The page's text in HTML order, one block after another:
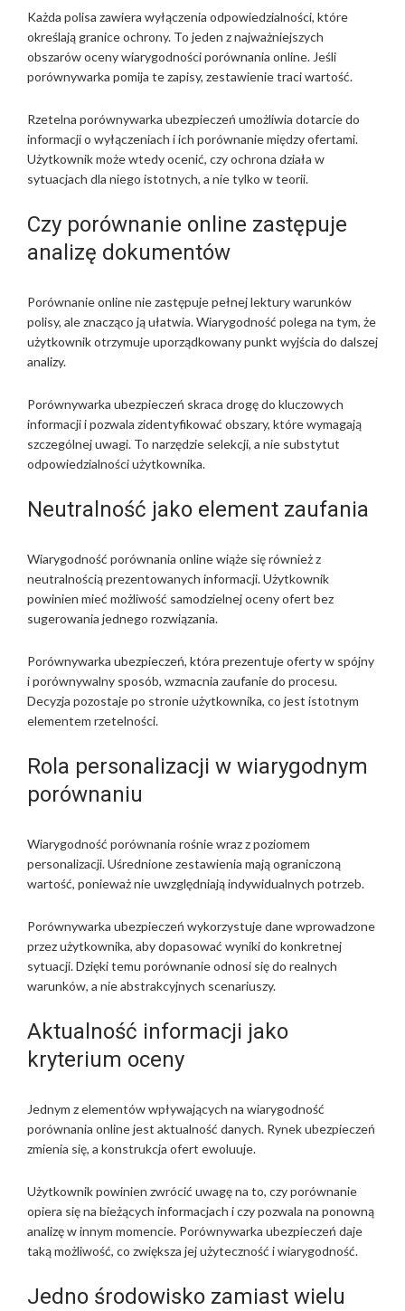
Każda polisa zawiera wyłączenia odpowiedzialności, które
określają granice ochrony. To jeden z najważniejszych
obszarów oceny wiarygodności porównania online. Jeśli
porównywarka pomija te zapisy, zestawienie traci wartość.
Rzetelna porównywarka ubezpieczeń umożliwia dotarcie do
informacji o wyłączeniach i ich porównanie między ofertami.
Użytkownik może wtedy ocenić, czy ochrona działa w
sytuacjach dla niego istotnych, a nie tylko w teorii.
Czy porównanie online zastępuje
analizę dokumentów
Porównanie online nie zastępuje pełnej lektury warunków
polisy, ale znacząco ją ułatwia. Wiarygodność polega na tym, że
użytkownik otrzymuje uporządkowany punkt wyjścia do dalszej
analizy.
Porównywarka ubezpieczeń skraca drogę do kluczowych
informacji i pozwala zidentyfikować obszary, które wymagają
szczególnej uwagi. To narzędzie selekcji, a nie substytut
odpowiedzialności użytkownika.
Neutralność jako element zaufania
Wiarygodność porównania online wiąże się również z
neutralnością prezentowanych informacji. Użytkownik
powinien mieć możliwość samodzielnej oceny ofert bez
sugerowania jednego rozwiązania.
Porównywarka ubezpieczeń, która prezentuje oferty w spójny
i porównywalny sposób, wzmacnia zaufanie do procesu.
Decyzja pozostaje po stronie użytkownika, co jest istotnym
elementem rzetelności.
Rola personalizacji w wiarygodnym
porównaniu
Wiarygodność porównania rośnie wraz z poziomem
personalizacji. Uśrednione zestawienia mają ograniczoną
wartość, ponieważ nie uwzględniają indywidualnych potrzeb.
Porównywarka ubezpieczeń wykorzystuje dane wprowadzone
przez użytkownika, aby dopasować wyniki do konkretnej
sytuacji. Dzięki temu porównanie odnosi się do realnych
warunków, a nie abstrakcyjnych scenariuszy.
Aktualność informacji jako
kryterium oceny
Jednym z elementów wpływających na wiarygodność
porównania online jest aktualność danych. Rynek ubezpieczeń
zmienia się, a konstrukcja ofert ewoluuje.
Użytkownik powinien zwrócić uwagę na to, czy porównanie
opiera się na bieżących informacjach i czy pozwala na ponowną
analizę w innym momencie. Porównywarka ubezpieczeń daje
taką możliwość, co zwiększa jej użyteczność i wiarygodność.
Jedno środowisko zamiast wielu